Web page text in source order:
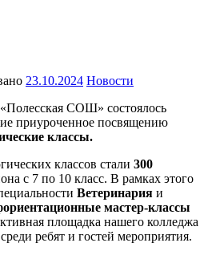
23.10.2024 Новости
СОШ» состоялось
приуроченное посвящению
классы.
классов стали 300
с 7 по 10 класс. В рамках этого
Ветеринария и
мастер-классы
площадка нашего колледжа
ребят и гостей мероприятия.